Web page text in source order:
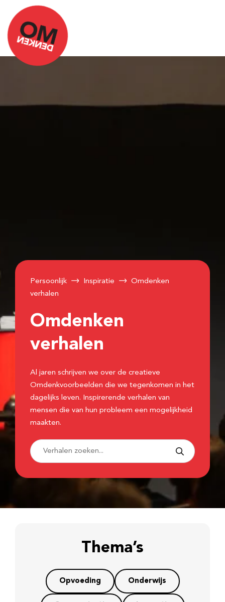
Persoonlijk Inspiratie
Omdenken
verhalen
Omdenken
verhalen
Al jaren schrijven we over de creatieve
Omdenkvoorbeelden die we tegenkomen in het
dagelijks leven. Inspirerende verhalen van
mensen die van hun probleem een mogelijkheid
maakten.
Thema’s
Opvoeding Onderwijs